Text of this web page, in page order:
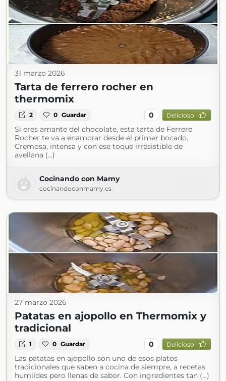
31 marzo 2026
Tarta de ferrero rocher en
thermomix
2 0 Guardar 0 Delicioso
Si eres amante del chocolate, esta tarta de Ferrero
Rocher te va a enamorar desde el primer bocado.
Cremosa, intensa y con ese toque irresistible de
avellana (...)
Cocinando con Mamy
cocinandoconmamy.es
27 marzo 2026
Patatas en ajopollo en Thermomix y
tradicional
1 0 Guardar 0 Delicioso
Las patatas en ajopollo son uno de esos platos
tradicionales que saben a cocina de siempre, a recetas
humildes pero llenas de sabor. Con ingredientes tan (...)